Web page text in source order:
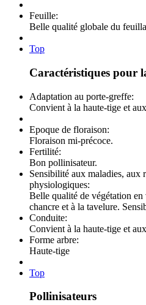
Feuille:
Belle qualité globale du
Top
Caractéristiques pour
Adaptation au porte-greffe:
Convient à la haute-tige et
Epoque de floraison:
Floraison mi-précoce.
Fertilité:
Bon pollinisateur.
Sensibilité aux maladies, aux
physiologiques:
Belle qualité de végétation
chancre et à la tavelure.
Conduite:
Convient à la haute-tige et
Forme arbre:
Haute-tige
Top
Pollinisateurs